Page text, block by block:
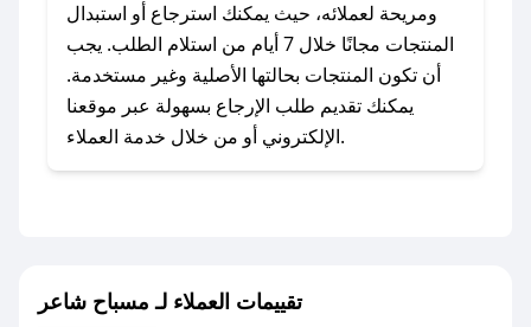
### كيف تحصل على كوبونات خصم حصرية من
مسباح شاعر؟
للحصول على كوبونات وخصومات حصرية، قم بما
يلي:
- اضغط على أيقونة متابعة لمتجر مسباح شاعر في
جديد.
ومريحة لعملائه، حيث يمكنك استرجاع أو استبدال
المنتجات مجانًا خلال 7 أيام من استلام الطلب. يجب
أن تكون المنتجات بحالتها الأصلية وغير مستخدمة.
يمكنك تقديم طلب الإرجاع بسهولة عبر موقعنا
الإلكتروني أو من خلال خدمة العملاء.
تقييمات العملاء لـ مسباح شاعر